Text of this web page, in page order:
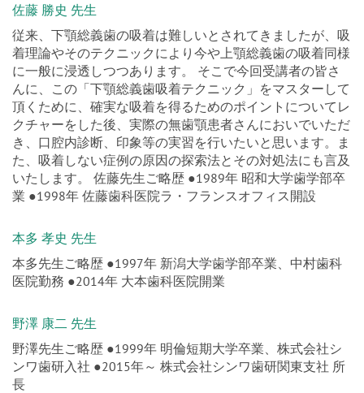
佐藤 勝史 先生
従来、下顎総義歯の吸着は難しいとされてきましたが、吸
着理論やそのテクニックにより今や上顎総義歯の吸着同様
に一般に浸透しつつあります。 そこで今回受講者の皆さ
んに、この「下顎総義歯吸着テクニック」をマスターして
頂くために、確実な吸着を得るためのポイントについてレ
クチャーをした後、実際の無歯顎患者さんにおいでいただ
き、口腔内診断、印象等の実習を行いたいと思います。ま
た、吸着しない症例の原因の探索法とその対処法にも言及
いたします。 佐藤先生ご略歴 ●1989年 昭和大学歯学部卒
業 ●1998年 佐藤歯科医院ラ・フランスオフィス開設
本多 孝史 先生
本多先生ご略歴 ●1997年 新潟大学歯学部卒業、中村歯科
医院勤務 ●2014年 大本歯科医院開業
野澤 康二 先生
野澤先生ご略歴 ●1999年 明倫短期大学卒業、株式会社シ
ンワ歯研入社 ●2015年～ 株式会社シンワ歯研関東支社 所
長